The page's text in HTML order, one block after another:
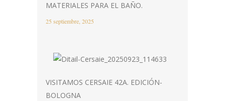
MATERIALES PARA EL BAÑO.
25 septiembre, 2025
VISITAMOS CERSAIE 42A. EDICIÓN-
BOLOGNA